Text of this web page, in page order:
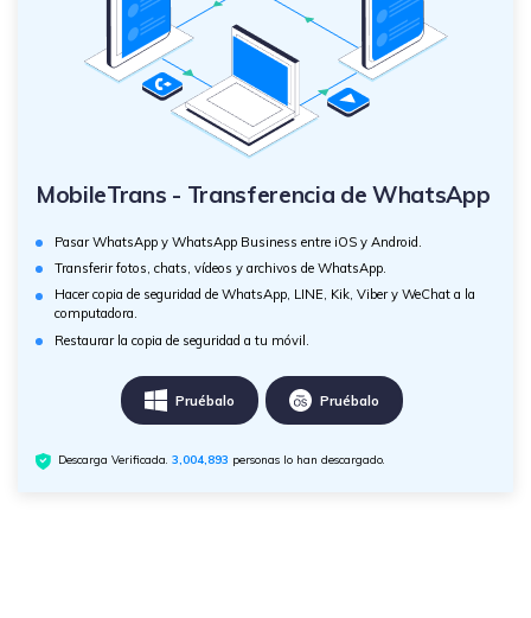
MobileTrans - Transferencia de WhatsApp
Pasar WhatsApp y WhatsApp Business entre iOS y Android.
Transferir fotos, chats, vídeos y archivos de WhatsApp.
Hacer copia de seguridad de WhatsApp, LINE, Kik, Viber y WeChat a la
computadora.
Restaurar la copia de seguridad a tu móvil.
Pruébalo Pruébalo
Descarga Verificada.3,004,893 personas lo han descargado.